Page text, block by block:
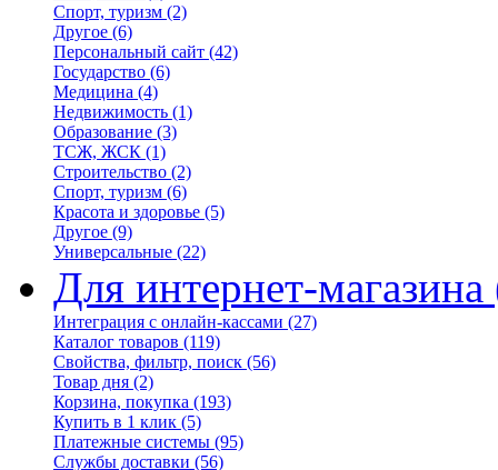
Спорт, туризм (2)
Другое (6)
Персональный сайт (42)
Государство (6)
Медицина (4)
Недвижимость (1)
Образование (3)
ТСЖ, ЖСК (1)
Строительство (2)
Спорт, туризм (6)
Красота и здоровье (5)
Другое (9)
Универсальные (22)
Для интернет-магазина
Интеграция с онлайн-кассами (27)
Каталог товаров (119)
Свойства, фильтр, поиск (56)
Товар дня (2)
Корзина, покупка (193)
Купить в 1 клик (5)
Платежные системы (95)
Службы доставки (56)